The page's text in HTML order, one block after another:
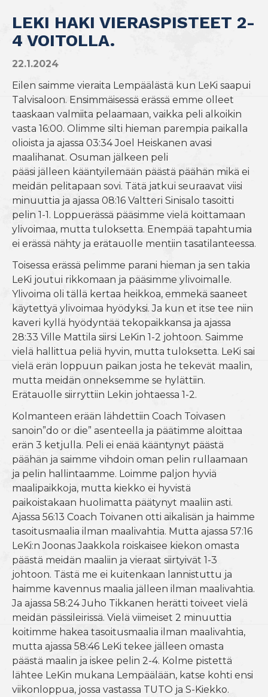
LEKI HAKI VIERASPISTEET 2-
4 VOITOLLA.
22.1.2024
Eilen saimme vieraita Lempäälästä kun LeKi saapui
Talvisaloon. Ensimmäisessä erässä emme olleet
taaskaan valmiita pelaamaan, vaikka peli alkoikin
vasta 16:00. Olimme silti hieman parempia paikalla
olioista ja ajassa 03:34 Joel Heiskanen avasi
maalihanat. Osuman jälkeen peli
pääsi jälleen kääntyilemään päästä päähän mikä ei
meidän pelitapaan sovi. Tätä jatkui seuraavat viisi
minuuttia ja ajassa 08:16 Valtteri Sinisalo tasoitti
pelin 1-1. Loppuerässä pääsimme vielä koittamaan
ylivoimaa, mutta tuloksetta. Enempää tapahtumia
ei erässä nähty ja erätauolle mentiin tasatilanteessa.
Toisessa erässä pelimme parani hieman ja sen takia
LeKi joutui rikkomaan ja pääsimme ylivoimalle.
Ylivoima oli tällä kertaa heikkoa, emmekä saaneet
käytettyä ylivoimaa hyödyksi. Ja kun et itse tee niin
kaveri kyllä hyödyntää tekopaikkansa ja ajassa
28:33 Ville Mattila siirsi LeKin 1-2 johtoon. Saimme
vielä hallittua peliä hyvin, mutta tuloksetta. LeKi sai
vielä erän loppuun paikan josta he tekevät maalin,
mutta meidän onneksemme se hylättiin.
Erätauolle siirryttiin Lekin johtaessa 1-2.
Kolmanteen erään lähdettiin Coach Toivasen
sanoin”do or die” asenteella ja päätimme aloittaa
erän 3 ketjulla. Peli ei enää kääntynyt päästä
päähän ja saimme vihdoin oman pelin rullaamaan
ja pelin hallintaamme. Loimme paljon hyviä
maalipaikkoja, mutta kiekko ei hyvistä
paikoistakaan huolimatta päätynyt maaliin asti.
Ajassa 56:13 Coach Toivanen otti aikalisän ja haimme
tasoitusmaalia ilman maalivahtia. Mutta ajassa 57:16
LeKi:n Joonas Jaakkola roiskaisee kiekon omasta
päästä meidän maaliin ja vieraat siirtyivät 1-3
johtoon. Tästä me ei kuitenkaan lannistuttu ja
haimme kavennus maalia jälleen ilman maalivahtia.
Ja ajassa 58:24 Juho Tikkanen herätti toiveet vielä
meidän pässileirissä. Vielä viimeiset 2 minuuttia
koitimme hakea tasoitusmaalia ilman maalivahtia,
mutta ajassa 58:46 LeKi tekee jälleen omasta
päästä maalin ja iskee pelin 2-4. Kolme pistettä
lähtee LeKin mukana Lempäälään, katse kohti ensi
viikonloppua, jossa vastassa TUTO ja S-Kiekko.